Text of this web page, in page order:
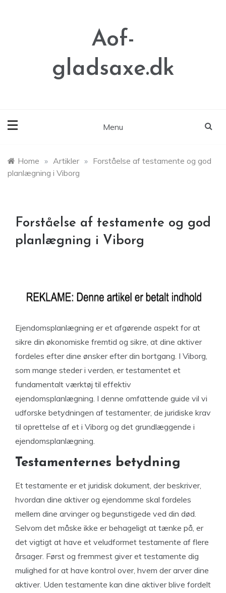
Aof-
gladsaxe.dk
Menu
Home » Artikler » Forståelse af testamente og god
planlægning i Viborg
Forståelse af testamente og god
planlægning i Viborg
Ejendomsplanlægning er et afgørende aspekt for at
sikre din økonomiske fremtid og sikre, at dine aktiver
fordeles efter dine ønsker efter din bortgang. I Viborg,
som mange steder i verden, er testamentet et
fundamentalt værktøj til effektiv
ejendomsplanlægning. I denne omfattende guide vil vi
udforske betydningen af ​​testamenter, de juridiske krav
til oprettelse af et i Viborg og det grundlæggende i
ejendomsplanlægning.
Testamenternes betydning
Et testamente er et juridisk dokument, der beskriver,
hvordan dine aktiver og ejendomme skal fordeles
mellem dine arvinger og begunstigede ved din død.
Selvom det måske ikke er behageligt at tænke på, er
det vigtigt at have et veludformet testamente af flere
årsager. Først og fremmest giver et testamente dig
mulighed for at have kontrol over, hvem der arver dine
aktiver. Uden testamente kan dine aktiver blive fordelt